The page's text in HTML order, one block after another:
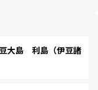
大島 利島（伊豆諸